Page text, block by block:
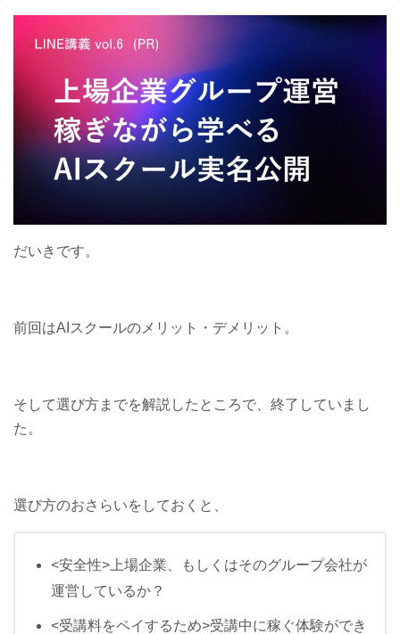
だいきです。
前回はAIスクールのメリット・デメリット。
そして選び方までを解説したところで、終了していまし
た。
選び方のおさらいをしておくと、
<安全性>上場企業、もしくはそのグループ会社が
運営しているか？
<受講料をペイするため>受講中に稼ぐ体験ができ